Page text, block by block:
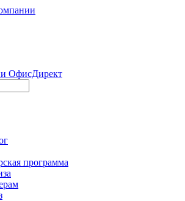
программа